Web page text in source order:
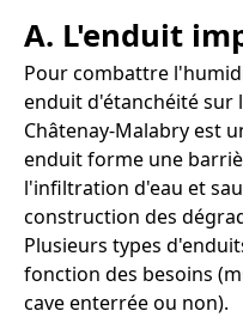
A. L'enduit
Pour combattre
enduit d'étanchéité sur
Châtenay-Malabry est
enduit forme une
l'infiltration d'eau et
construction des
Plusieurs types
fonction des besoins
cave enterrée ou non).